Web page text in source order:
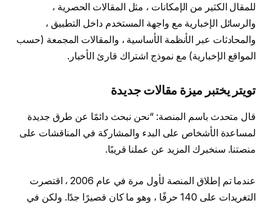
للمقال الكثير من الإمكانات ، مثل المقالات الحصرية ،
والرسائل الإخبارية مع واجهة المستخدم داخل التطبيق ،
والمحادثات عبر الأنظمة الأساسية ، والمقالات المجمعة (حسب
المواقع الإخبارية) مع نموذج اشتراك قارئ الأخبار.
تويتر يختبر ميزة مقالات جديدة
قال متحدث باسم المنصة: “نحن نبحث دائمًا عن طرق جديدة
لمساعدة الأشخاص على البدء والمشاركة في المناقشات على
منصتنا. سنخبرك المزيد عن عملنا قريبًا.
عندما تم إطلاق المنصة لأول مرة في عام 2006 ، اقتصرت
التغريدات على 140 حرفًا ، وهو ما كان قصيرًا جدًا. ولكن في